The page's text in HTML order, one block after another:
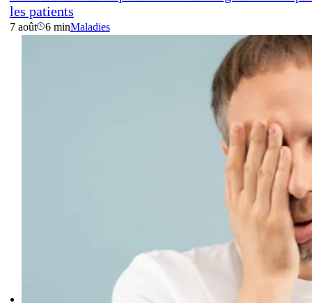
les patients
7 août 6 minMaladies